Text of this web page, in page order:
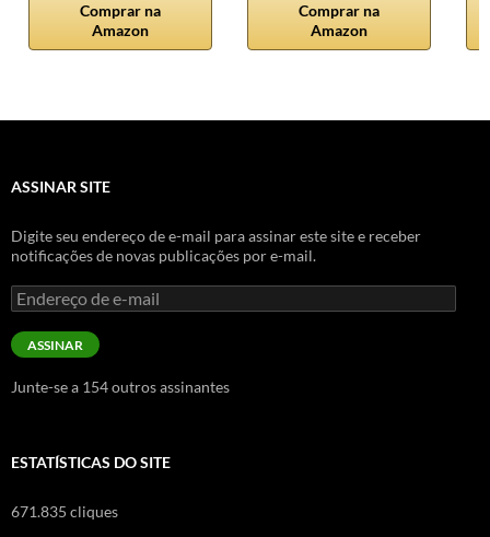
Comprar na
Amazon
Comprar na
Amazon
ASSINAR SITE
Digite seu endereço de e-mail para assinar este site e receber
notificações de novas publicações por e-mail.
Endereço
de
e-
mailASSINAR
Junte-se a 154 outros assinantes
ESTATÍSTICAS DO SITE
671.835 cliques